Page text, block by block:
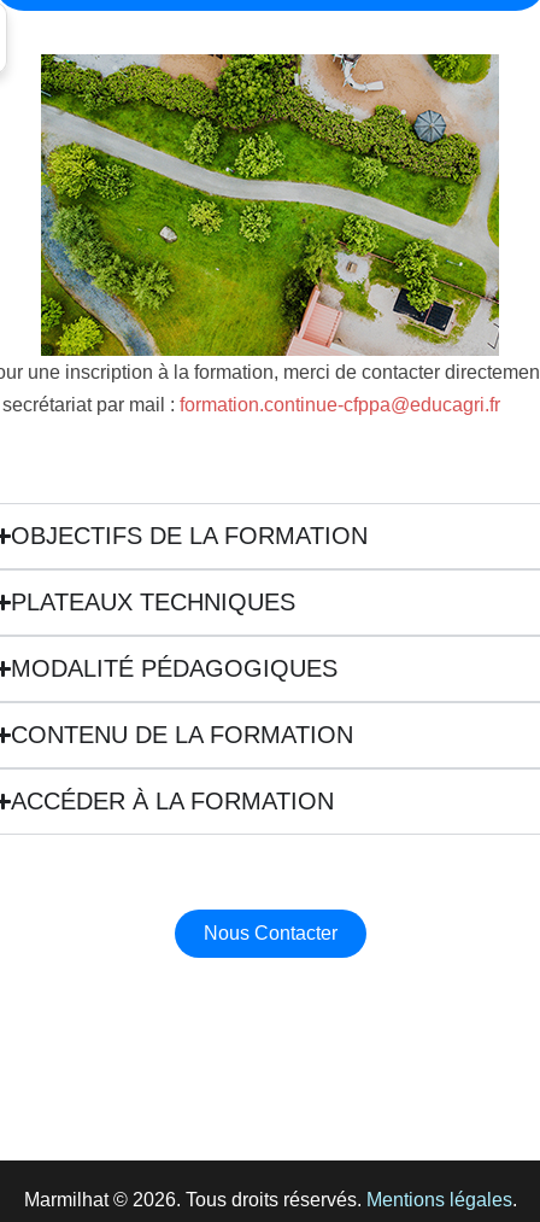
une inscription à la formation, merci de contacter
par mail : formation.continue-cfppa@educagri.fr
OBJECTIFS DE LA FORMATION
PLATEAUX TECHNIQUES
MODALITÉ PÉDAGOGIQUES
CONTENU DE LA FORMATION
ACCÉDER À LA FORMATION
Nous Contacter
Marmilhat © 2026. Tous droits réservés. Mentions légales.